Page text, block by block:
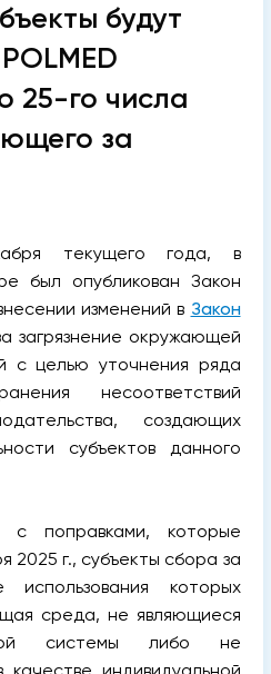
будут
25-го числа
за
текущего года, в
был опубликован Закон
изменений в Закон
загрязнение окружающей
с целью уточнения ряда
несоответствий
создающих
субъектов данного
с поправками, которые
2025 г., субъекты сбора за
которых
среда, не являющиеся
системы либо не